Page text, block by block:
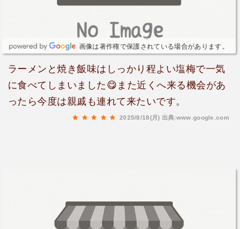
画像は著作権で保護されている場合があります。
ラーメンと焼き飯味はしっかり程よい塩梅で一気
に食べてしまいました😋また近くへ来る機会があ
ったら今度は親戚も連れて来たいです。
2025/8/18(月) 出典:www.google.com